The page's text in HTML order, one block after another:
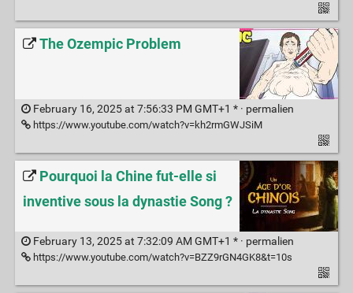
The Ozempic Problem
February 16, 2025 at 7:56:33 PM GMT+1 * · permalien
https://www.youtube.com/watch?v=kh2rmGWJSiM
Pourquoi la Chine fut-elle si
inventive sous la dynastie Song ?
February 13, 2025 at 7:32:09 AM GMT+1 * · permalien
https://www.youtube.com/watch?v=BZZ9rGN4GK8&t=10s